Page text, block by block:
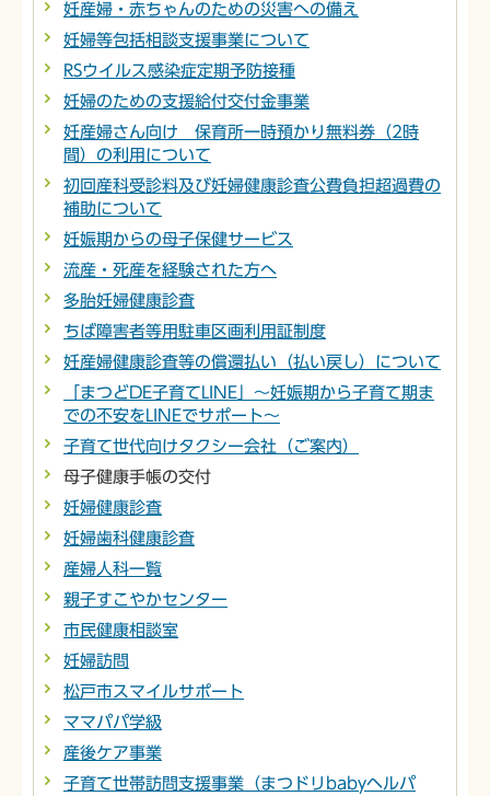
妊産婦・赤ちゃんのための災害への備え
妊婦等包括相談支援事業について
RSウイルス感染症定期予防接種
妊婦のための支援給付交付金事業
妊産婦さん向け 保育所一時預かり無料券（2時
間）の利用について
初回産科受診料及び妊婦健康診査公費負担超過費の
補助について
妊娠期からの母子保健サービス
流産・死産を経験された方へ
多胎妊婦健康診査
ちば障害者等用駐車区画利用証制度
妊産婦健康診査等の償還払い（払い戻し）について
「まつどDE子育てLINE」～妊娠期から子育て期ま
での不安をLINEでサポート～
子育て世代向けタクシー会社（ご案内）
母子健康手帳の交付
妊婦健康診査
妊婦歯科健康診査
産婦人科一覧
親子すこやかセンター
市民健康相談室
妊婦訪問
松戸市スマイルサポート
ママパパ学級
産後ケア事業
子育て世帯訪問支援事業（まつドリbabyヘルパ